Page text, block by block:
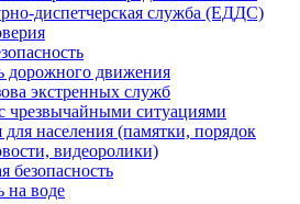
диспетчерская служба (ЕДДС)
дорожного движения
экстренных служб
чрезвычайными ситуациями
населения (памятки, порядок
видеоролики)
безопасность
на воде